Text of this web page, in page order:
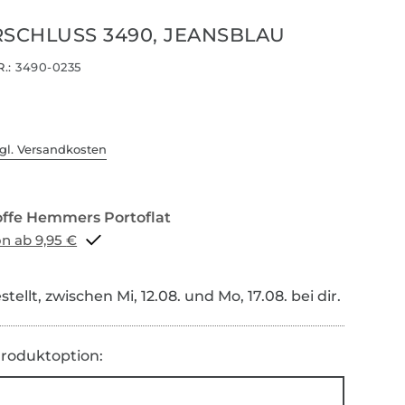
3490, JEANSBLAU
3490-0235
Versandkosten
Portoflat schon ab 9,95 €
zwischen Mi, 12.08. und Mo, 17.08. bei dir.